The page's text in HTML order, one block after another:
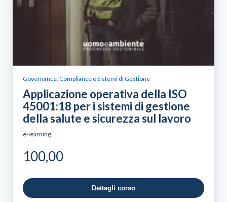
Governance, Compliance e Sistemi di Gestione
Applicazione operativa della ISO
45001:18 per i sistemi di gestione
della salute e sicurezza sul lavoro
e-learning
100,00
Dettagli corso